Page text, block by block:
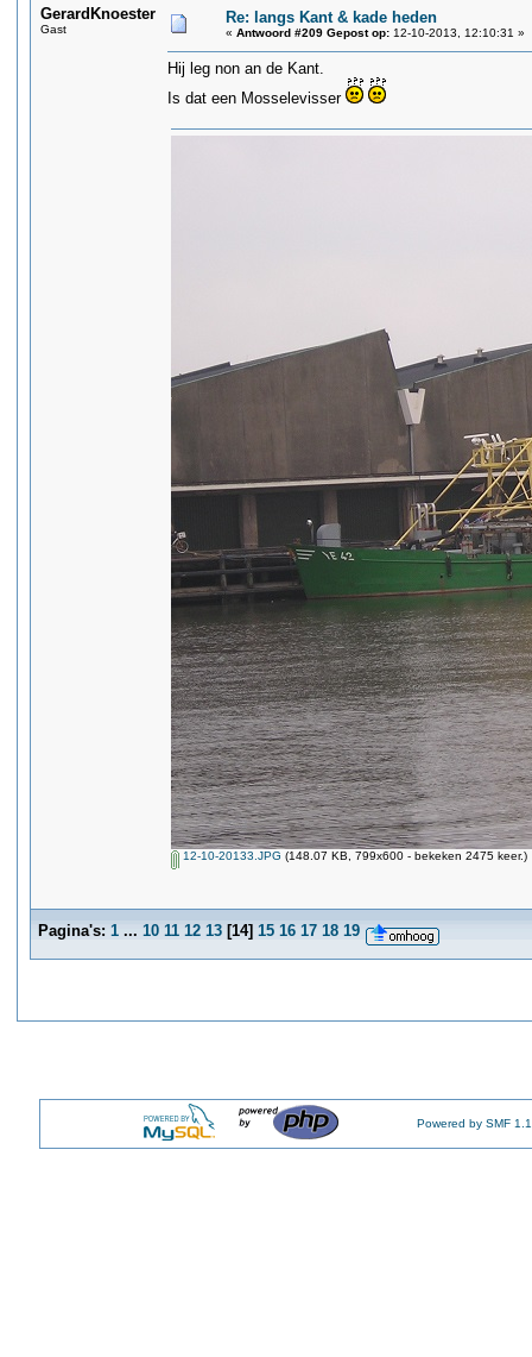
GerardKnoester
Gast
Re: langs Kant & kade heden
« Antwoord #209 Gepost op: 12-10-2013, 12:10:31 »
Hij leg non an de Kant.
Is dat een Mosselevisser
12-10-20133.JPG (148.07 KB, 799x600 - bekeken 2475 keer.)
Pagina's: 1 ... 10 11 12 13 [14] 15 16 17 18 19
Powered by SMF